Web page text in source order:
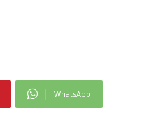
WhatsApp